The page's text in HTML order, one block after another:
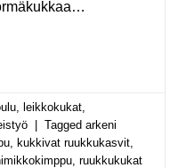
leikkokukat
Taggedarkeni
kukkivat ruukkukasvit
,ruukkukukat